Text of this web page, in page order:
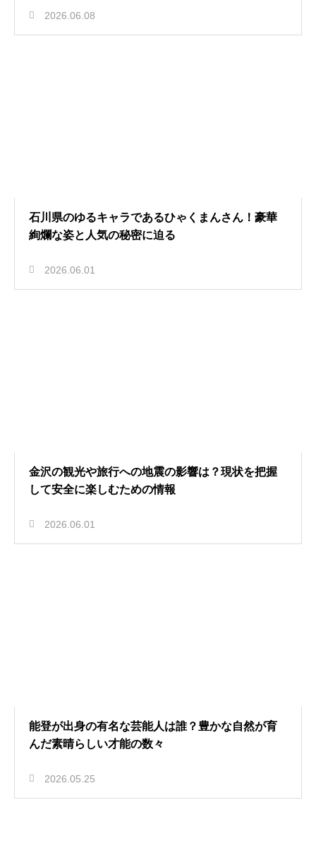
2026.06.08
石川県のゆるキャラであるひゃくまんさん！豪華
絢爛な姿と人気の秘密に迫る
2026.06.01
金沢の観光や旅行への地震の影響は？現状を把握
して安全に楽しむための情報
2026.06.01
能登が出身の有名な芸能人は誰？豊かな自然が育
んだ素晴らしい才能の数々
2026.05.25